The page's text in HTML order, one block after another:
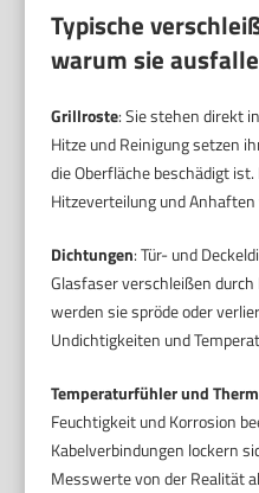
Typische
warum sie
Grillroste: Sie stehen direkt
Hitze und Reinigung setzen
die Oberfläche beschädigt
Hitzeverteilung und Anhaften
Dichtungen: Tür- und
Glasfaser verschleißen
werden sie spröde oder
Undichtigkeiten und
Temperaturfühler und
Feuchtigkeit und Korrosion
Kabelverbindungen lockern
Messwerte von der Realität